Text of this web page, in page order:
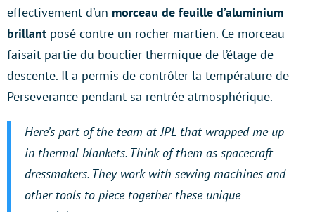
effectivement d’un morceau de feuille d’aluminium
brillant posé contre un rocher martien. Ce morceau
faisait partie du bouclier thermique de l’étage de
descente. Il a permis de contrôler la température de
Perseverance pendant sa rentrée atmosphérique.
Here’s part of the team at JPL that wrapped me up
in thermal blankets. Think of them as spacecraft
dressmakers. They work with sewing machines and
other tools to piece together these unique